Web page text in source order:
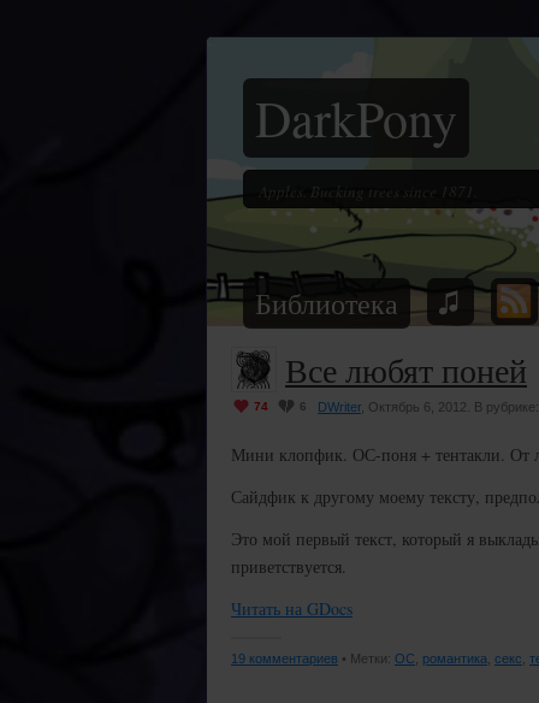
DarkPony
Библиотека
Все любят поней
74 6 DWriter, Октябрь 6, 2012. В рубрике:
Мини клопфик. ОС-поня + тентакли. От
Сайдфик к другому моему тексту,
Это мой первый текст, который я
приветствуется.
Читать на GDocs
19 комментариев • Метки: OC романтика секс